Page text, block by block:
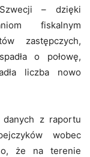
– dzięki
fiskalnym
zastępczych,
o połowę,
liczba nowo
danych z raportu
wobec
że na terenie